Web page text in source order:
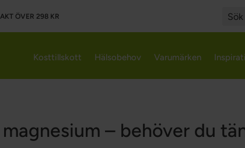
ÖVER 298 KR
Kosttillskott Hälsobehov Varumärken
– behöver du